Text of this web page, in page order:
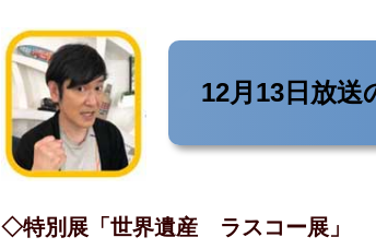
12月13日放送
◇特別展「世界遺産 ラスコー展」